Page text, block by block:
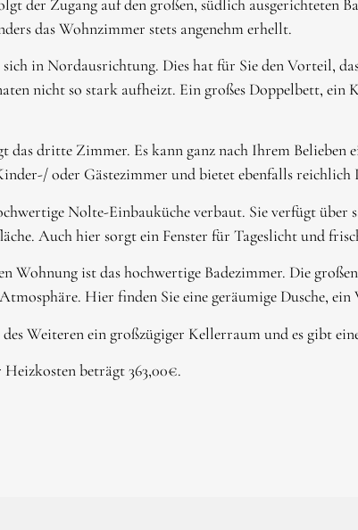
der Zugang auf den großen, südlich ausgerichteten
das Wohnzimmer stets angenehm erhellt.
in Nordausrichtung. Dies hat für Sie den Vorteil,
nicht so stark aufheizt. Ein großes Doppelbett,
das dritte Zimmer. Es kann ganz nach Ihrem Belieben
oder Gästezimmer und bietet ebenfalls reichlich
Nolte-Einbauküche verbaut. Sie verfügt über
Auch hier sorgt ein Fenster für Tageslicht und
Wohnung ist das hochwertige Badezimmer. Die
Hier finden Sie eine geräumige Dusche, ein
Weiteren ein großzügiger Kellerraum und es gibt
beträgt 363,00€.